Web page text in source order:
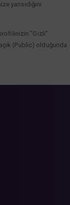
yansıdığını
"Gizli"
(Public) olduğunda